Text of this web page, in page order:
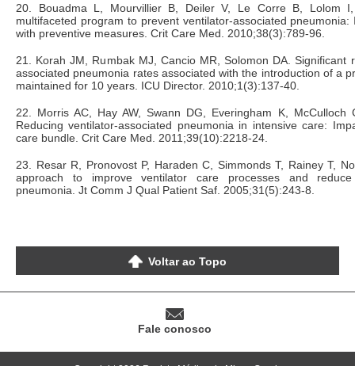
20. Bouadma L, Mourvillier B, Deiler V, Le Corre B, Lolom
multifaceted program to prevent ventilator-associated pneumonia:
with preventive measures. Crit Care Med. 2010;38(3):789-96.
21. Korah JM, Rumbak MJ, Cancio MR, Solomon DA. Significant
associated pneumonia rates associated with the introduction of a
maintained for 10 years. ICU Director. 2010;1(3):137-40.
22. Morris AC, Hay AW, Swann DG, Everingham K,
Reducing ventilator-associated pneumonia in intensive care:
care bundle. Crit Care Med. 2011;39(10):2218-24.
23. Resar R, Pronovost P, Haraden C, Simmonds T, Rainey T,
approach to improve ventilator care processes and reduce
pneumonia. Jt Comm J Qual Patient Saf. 2005;31(5):243-8.
Voltar ao Topo
Fale conosco